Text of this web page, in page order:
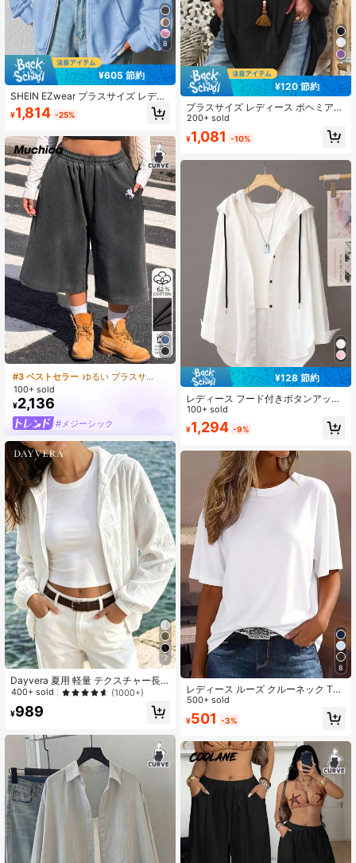
8
¥605 節約
SHEIN EZwear プラスサイズ レディ
ース ネイビー オールマッチ カジュ
アル フード付き 長袖スウェットシャ
¥1,814 -25%
#3 ベストセラー
ゆるい プラスサイズのショーツ
100+ sold
¥2,136
#メジーシック
7
Dayvera 夏用 軽量 テクスチャー長
袖フード付きジャケット 無地 バック
教師の服 フード付き ホワイトジャケ
ット
400+ sold (1000+)
¥989
¥120 節約
プラスサイズ レディース ボヘミアン
風 ルーズ Vネック トップス 軽量 フ
ェイクリネン調 夏用 カントリー ビ
ーチ ブラック
200+ sold
¥1,081 -10%
¥128 節約
レディース フード付きボタンアップ
シャツ、ドローストリング デザイ
ン、長袖ルーズカジュアルトップ
ス、エレガントなストリートウェア
100+ sold
¥1,294 -9%
8
レディース ルーズ クルーネック Tシ
ャツ、オールマッチ 無地 半袖トップ
ス、ソフト & 通気性、デイリーウェ
ア & 通勤カジュアル ホワイト 夏、ク
500+ sold
¥501 -3%